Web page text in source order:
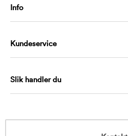
Info
Kundeservice
Slik handler du